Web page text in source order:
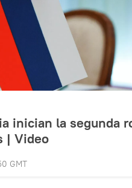
inician la segunda
| Video
GMT